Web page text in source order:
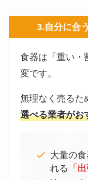
3.自分に合
食器は「重い・
変です。
無理なく売るた
選べる業者がお
大量の
れる 「